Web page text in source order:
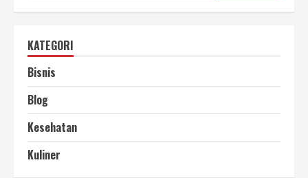
KATEGORI
Bisnis
Blog
Kesehatan
Kuliner